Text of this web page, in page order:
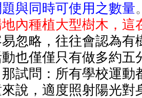
與同時可使用之數量
內種植大型樹木，這
忽略，往往會認為有
也僅僅只有做多約五
試問：所有學校運動
說，適度照射陽光對